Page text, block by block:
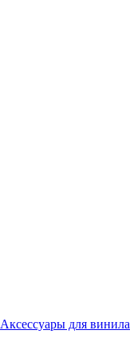
Аксессуары для винила